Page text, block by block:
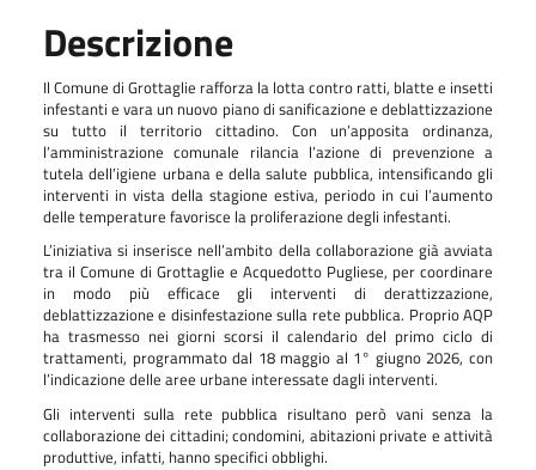
Descrizione
Il Comune di Grottaglie rafforza la lotta contro ratti, blatte e insetti
infestanti e vara un nuovo piano di sanificazione e deblattizzazione
su tutto il territorio cittadino. Con un’apposita ordinanza,
l’amministrazione comunale rilancia l’azione di prevenzione a
tutela dell’igiene urbana e della salute pubblica, intensificando gli
interventi in vista della stagione estiva, periodo in cui l’aumento
delle temperature favorisce la proliferazione degli infestanti.
L’iniziativa si inserisce nell’ambito della collaborazione già avviata
tra il Comune di Grottaglie e Acquedotto Pugliese, per coordinare
in modo più efficace gli interventi di derattizzazione,
deblattizzazione e disinfestazione sulla rete pubblica. Proprio AQP
ha trasmesso nei giorni scorsi il calendario del primo ciclo di
trattamenti, programmato dal 18 maggio al 1° giugno 2026, con
l’indicazione delle aree urbane interessate dagli interventi.
Gli interventi sulla rete pubblica risultano però vani senza la
collaborazione dei cittadini; condomini, abitazioni private e attività
produttive, infatti, hanno specifici obblighi.